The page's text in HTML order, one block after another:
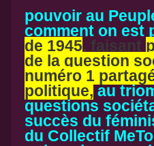
pouvoir au
comment on est
de 1945, faisant
de la question
numéro 1
politique, au
questions
succès du
du Collectif